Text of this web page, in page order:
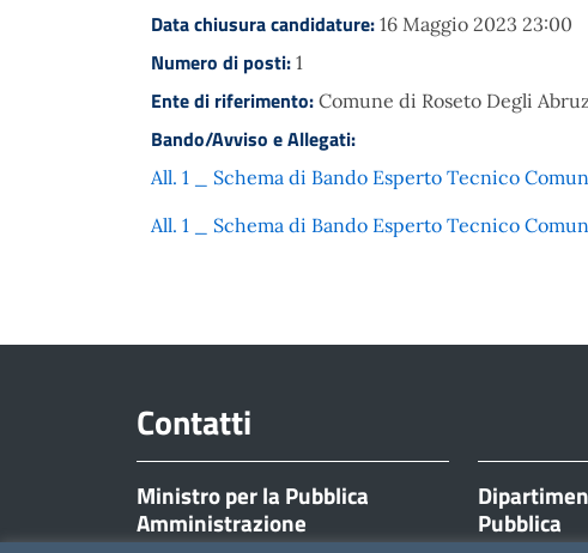
Data chiusura candidature: 16 Maggio 2023 23:00
Numero di posti: 1
Ente di riferimento: Comune di Roseto Degli
Bando/Avviso e Allegati:
All. 1 _ Schema di Bando Esperto Tecnico
All. 1 _ Schema di Bando Esperto Tecnico
Contatti
Ministro per la Pubblica
Amministrazione Pubblica